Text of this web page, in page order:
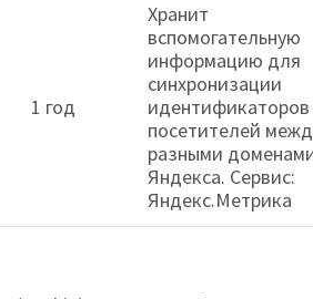
1 год
Хранит
вспомогательную
информацию для
синхронизации
идентификаторов
посетителей
разными
Яндекса. Сервис:
Яндекс.Метрика